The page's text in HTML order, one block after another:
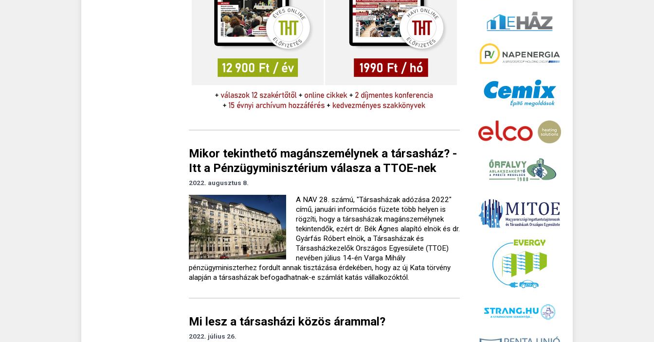
Mikor tekinthető magánszemélynek a társasház? -
Itt a Pénzügyminisztérium válasza a TTOE-nek
2022. augusztus 8.
A NAV 28. számú, "Társasházak adózása 2022"
című, januári információs füzete több helyen is
rögzíti, hogy a társasházak magánszemélynek
tekintendők, ezért dr. Bék Ágnes alapító elnök és dr.
Gyárfás Róbert elnök, a Társasházak és
Társasházkezelők Országos Egyesülete (TTOE)
nevében július 14-én Varga Mihály
pénzügyminiszterhez fordult annak tisztázása érdekében, hogy az új Kata törvény
alapján a társasházak befogadhatnak-e számlát katás vállalkozóktól.
Mi lesz a társasházi közös árammal?
2022. július 26.